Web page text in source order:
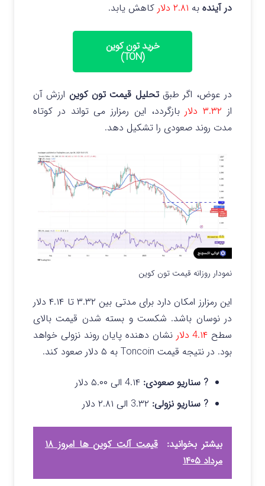
در آینده به ۲.۸۱ دلار کاهش یابد.
خرید تون کوین
(TON)
در عوض، اگر طبق تحلیل قیمت تون کوین ارزش آن
از ۳.۳۲ دلار
بازگردد، این رمزارز می‌ تواند در کوتاه‌
مدت روند صعودی را تشکیل دهد.
نمودار روزانه قیمت تون کوین
این رمزارز امکان دارد برای مدتی بین ۳.۳۲ تا ۴.۱۴ دلار
در نوسان باشد. شکست و بسته شدن قیمت بالای
سطح
نشان دهنده پایان روند نزولی خواهد
بود. در نتیجه قیمت Toncoin به ۵ دلار صعود کند.
? سناریو صعودی:
? سناریو نزولی:
بیشتر بخوانید:
قیمت آلت کوین ها امروز ۱۸
مرداد ۱۴۰۵